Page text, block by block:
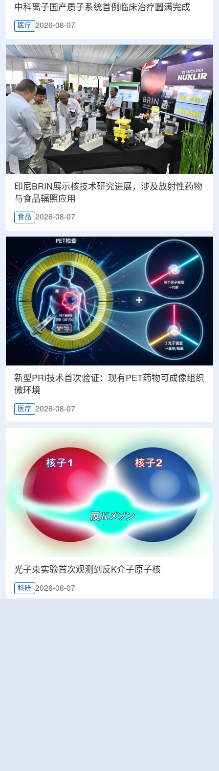
中科离子国产质子系统首例临床治疗圆满完成
医疗 2026-08-07
印尼BRIN展示核技术研究进展，涉及放射性药物
与食品辐照应用
食品 2026-08-07
新型PRI技术首次验证：现有PET药物可成像组织
微环境
医疗 2026-08-07
光子束实验首次观测到反K介子原子核
科研 2026-08-07